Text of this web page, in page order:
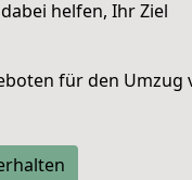
helfen, Ihr Ziel
für den Umzug